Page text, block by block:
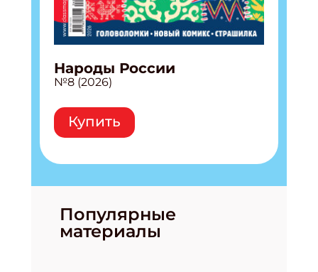
Народы России
№8 (2026)
Купить
Популярные
материалы